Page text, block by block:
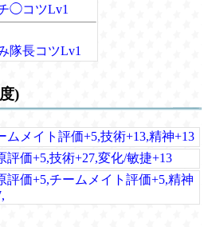
◯コツLv1
隊長コツLv1
)
ムメイト評価+5,技術+13,精神+13
評価+5,技術+27,変化/敏捷+13
評価+5,チームメイト評価+5,精神